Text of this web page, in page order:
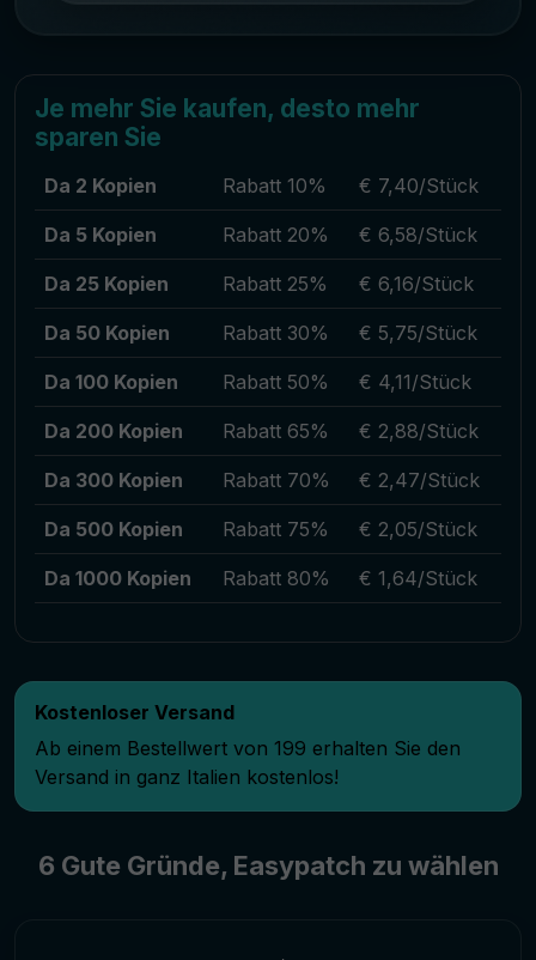
Je mehr Sie kaufen, desto mehr
sparen Sie
Da 2 Kopien Rabatt 10% € 7,40/Stück
Da 5 Kopien Rabatt 20% € 6,58/Stück
Da 25 Kopien Rabatt 25% € 6,16/Stück
Da 50 Kopien Rabatt 30% € 5,75/Stück
Da 100 Kopien Rabatt 50% € 4,11/Stück
Da 200 Kopien Rabatt 65% € 2,88/Stück
Da 300 Kopien Rabatt 70% € 2,47/Stück
Da 500 Kopien Rabatt 75% € 2,05/Stück
Da 1000 Kopien Rabatt 80% € 1,64/Stück
Kostenloser Versand
Ab einem Bestellwert von 199 erhalten Sie den
Versand in ganz Italien kostenlos!
6 Gute Gründe, Easypatch zu wählen